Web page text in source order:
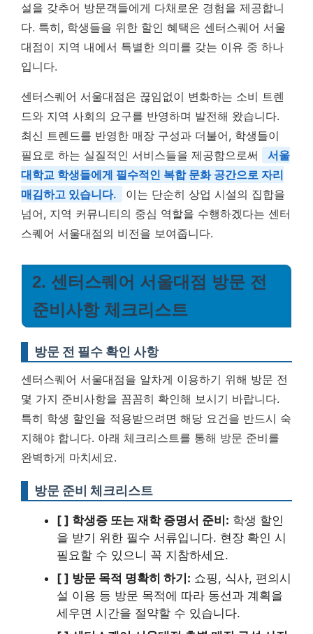
설을 갖추어 방문객들에게 다채로운 경험을 제공합니
다. 특히, 학생들을 위한 할인 혜택은 센터스퀘어 서울
대점이 지역 내에서 특별한 의미를 갖는 이유 중 하나
입니다.
센터스퀘어 서울대점은 끊임없이 변화하는 소비 트렌
드와 지역 사회의 요구를 반영하며 발전해 왔습니다.
최신 트렌드를 반영한 매장 구성과 더불어, 학생들이
필요로 하는 실질적인 서비스들을 제공함으로써
서울
대학교 학생들에게 필수적인 복합 문화 공간으로 자리
매김하고 있습니다.
이는 단순히 상업 시설의 집합을
넘어, 지역 커뮤니티의 중심 역할을 수행하겠다는 센터
스퀘어 서울대점의 비전을 보여줍니다.
2. 센터스퀘어 서울대점 방문 전
준비사항 체크리스트
방문 전 필수 확인 사항
센터스퀘어 서울대점을 알차게 이용하기 위해 방문 전
몇 가지 준비사항을 꼼꼼히 확인해 보시기 바랍니다.
특히 학생 할인을 적용받으려면 해당 요건을 반드시 숙
지해야 합니다. 아래 체크리스트를 통해 방문 준비를
완벽하게 마치세요.
방문 준비 체크리스트
[ ] 학생증 또는 재학 증명서 준비: 학생 할인
을 받기 위한 필수 서류입니다. 현장 확인 시
필요할 수 있으니 꼭 지참하세요.
[ ] 방문 목적 명확히 하기: 쇼핑, 식사, 편의시
설 이용 등 방문 목적에 따라 동선과 계획을
세우면 시간을 절약할 수 있습니다.